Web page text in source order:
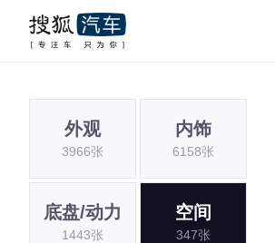
外观
3966张
内饰
6158张
底盘/动力
1443张
空间
347张